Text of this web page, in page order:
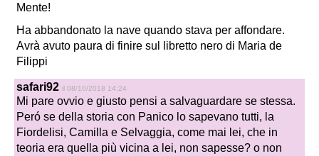
Mente!
Ha abbandonato la nave quando stava per affondare.
Avrà avuto paura di finire sul libretto nero di Maria de
Filippi
safari92 il 08/10/2018 14:24
Mi pare ovvio e giusto pensi a salvaguardare se stessa.
Peró se della storia con Panico lo sapevano tutti, la
Fiordelisi, Camilla e Selvaggia, come mai lei, che in
teoria era quella più vicina a lei, non sapesse? o non